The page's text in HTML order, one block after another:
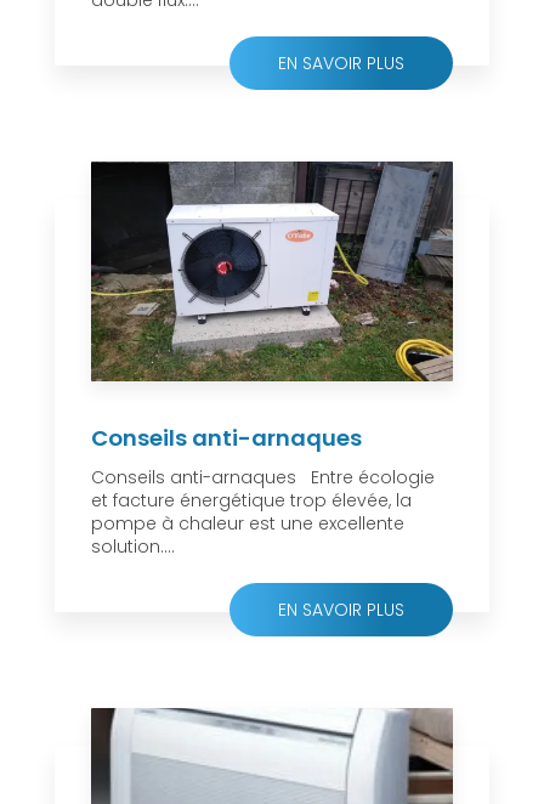
EN SAVOIR PLUS
Conseils anti-arnaques
Conseils anti-arnaques Entre écologie
et facture énergétique trop élevée, la
pompe à chaleur est une excellente
solution....
EN SAVOIR PLUS